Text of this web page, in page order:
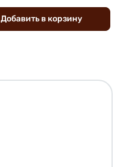
Добавить вкорзину